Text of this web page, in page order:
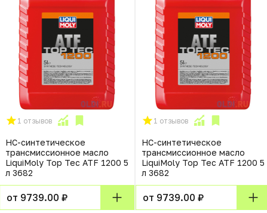
1 отзывов
НС-синтетическое
трансмиссионное масло
LiquiMoly Top Tec ATF 1200 5
л 3682
от 9739.00 ₽
1 отзывов
НС-синтетическое
трансмиссионное масло
LiquiMoly Top Tec ATF 1200 5
л 3682
от 9739.00 ₽